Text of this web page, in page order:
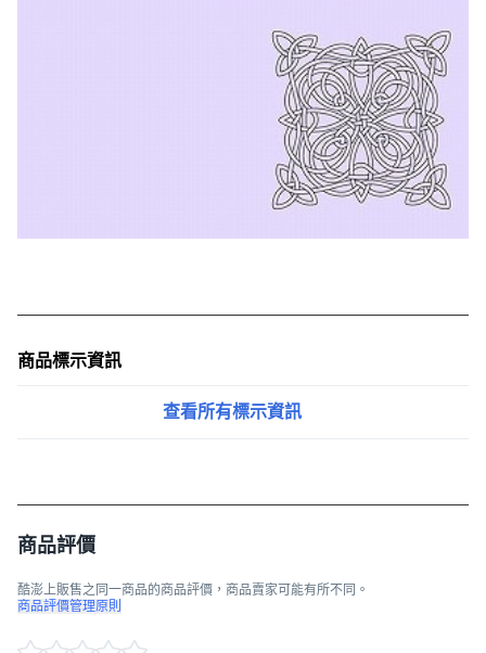
商品標示資訊
查看所有標示資訊
商品評價
酷澎上販售之同一商品的商品評價，商品賣家可能有所不同。
商品評價管理原則